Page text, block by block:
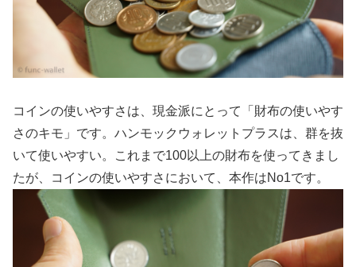
コインの使いやすさは、現金派にとって「財布の使いやす
さのキモ」です。ハンモックウォレットプラスは、群を抜
いて使いやすい。これまで100以上の財布を使ってきまし
たが、コインの使いやすさにおいて、本作はNo1です。